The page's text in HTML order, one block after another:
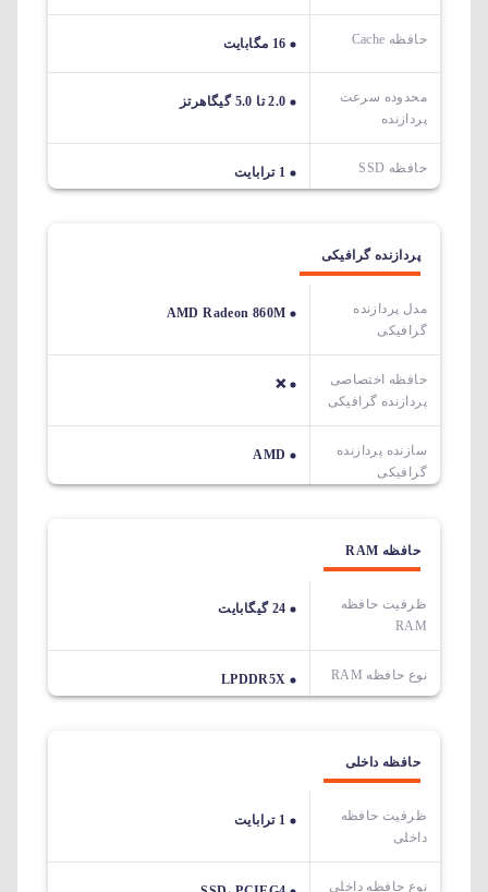
حافظه Cache 16 مگابایت
محدوده سرعت
پردازنده
2.0 تا 5.0 گیگاهرتز
حافظه SSD 1 ترابایت
پردازنده گرافیکی
مدل پردازنده
گرافیکی
AMD Radeon 860M
حافظه اختصاصی
پردازنده گرافیکی
❌
سازنده پردازنده
گرافیکی
AMD
حافظه RAM
ظرفیت حافظه
RAM
24 گیگابایت
نوع حافظه RAM LPDDR5X
حافظه داخلی
ظرفیت حافظه
داخلی
1 ترابایت
نوع حافظه داخلی